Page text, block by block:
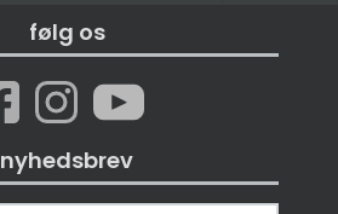
følg os
nyhedsbrev